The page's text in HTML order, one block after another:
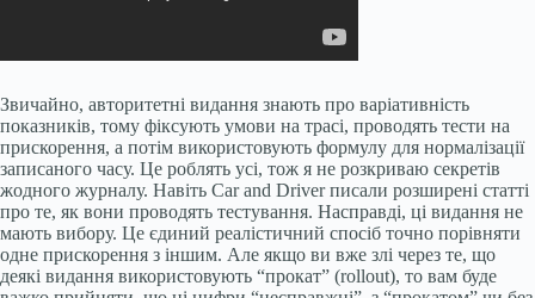
Звичайно, авторитетні видання знають про варіативність
показників, тому фіксують умови на трасі, проводять тести на
прискорення, а потім використовують формулу для нормалізації
записаного часу. Це роблять усі, тож я не розкриваю секретів
жодного журналу. Навіть Car and Driver писали розширені статті
про те, як вони проводять тестування. Насправді, ці видання не
мають вибору. Це єдиний реалістичний спосіб точно порівняти
одне прискорення з іншим. Але якщо ви вже злі через те, що
деякі видання використовують “прокат” (rollout), то вам буде